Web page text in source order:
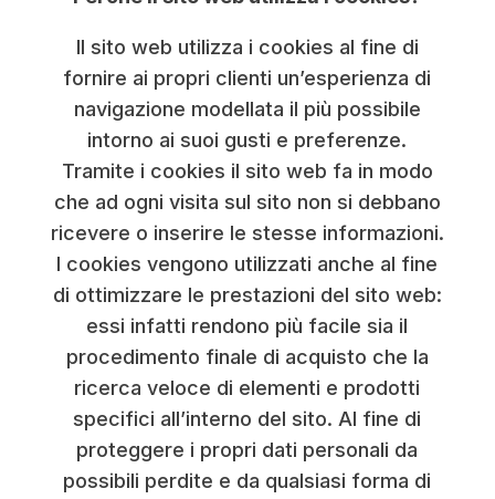
Il sito web utilizza i cookies al fine di
fornire ai propri clienti un’esperienza di
navigazione modellata il più possibile
intorno ai suoi gusti e preferenze.
Tramite i cookies il sito web fa in modo
che ad ogni visita sul sito non si debbano
ricevere o inserire le stesse informazioni.
I cookies vengono utilizzati anche al fine
di ottimizzare le prestazioni del sito web:
essi infatti rendono più facile sia il
procedimento finale di acquisto che la
ricerca veloce di elementi e prodotti
specifici all’interno del sito. Al fine di
proteggere i propri dati personali da
possibili perdite e da qualsiasi forma di